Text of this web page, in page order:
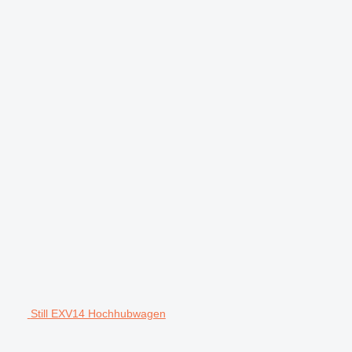
Still EXV14 Hochhubwagen